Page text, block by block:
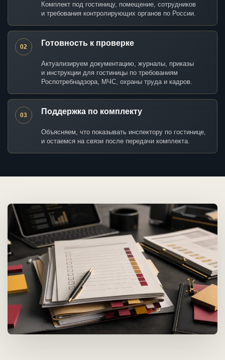
Комплект под гостиницу, помещение, сотрудников
и требования контролирующих органов по России.
02 Готовность к проверке
Актуализируем документацию, журналы, приказы
и инструкции для гостиницы по требованиям
Роспотребнадзора, МЧС, охраны труда и кадров.
03 Поддержка по комплекту
Объясняем, что показывать инспектору по гостинице,
и остаемся на связи после передачи комплекта.